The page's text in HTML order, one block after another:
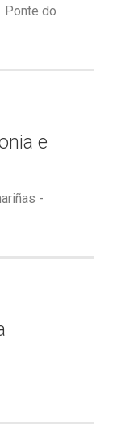
Ponte do
e
-